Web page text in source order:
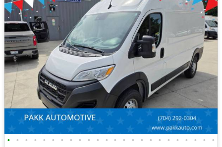
• • • • • • • • • • • • • • • • • • • • • • • •